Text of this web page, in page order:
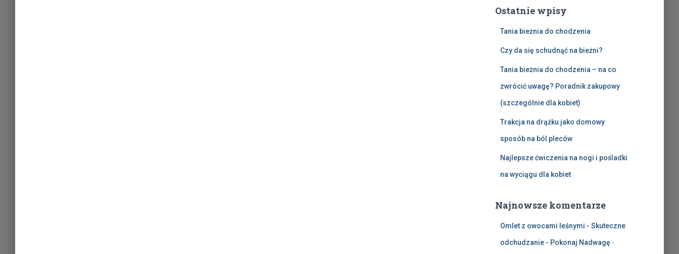
Ostatnie wpisy
Tania bieżnia do chodzenia
Czy da się schudnąć na bieżni?
Tania bieżnia do chodzenia – na co
zwrócić uwagę? Poradnik zakupowy
(szczególnie dla kobiet)
Trakcja na drążku jako domowy
sposób na ból pleców
Najlepsze ćwiczenia na nogi i pośladki
na wyciągu dla kobiet
Najnowsze komentarze
Omlet z owocami leśnymi - Skuteczne
odchudzanie - Pokonaj Nadwagę -